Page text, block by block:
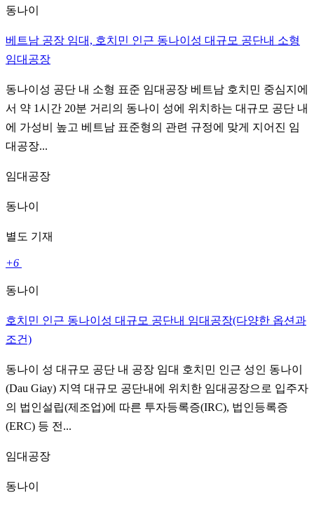
동나이
베트남 공장 임대, 호치민 인근 동나이성 대규모 공단내 소형
임대공장
동나이성 공단 내 소형 표준 임대공장 베트남 호치민 중심지에
서 약 1시간 20분 거리의 동나이 성에 위치하는 대규모 공단 내
에 가성비 높고 베트남 표준형의 관련 규정에 맞게 지어진 임
대공장...
임대공장
동나이
별도 기재
+6
동나이
호치민 인근 동나이성 대규모 공단내 임대공장(다양한 옵션과
조건)
동나이 성 대규모 공단 내 공장 임대 호치민 인근 성인 동나이
(Dau Giay) 지역 대규모 공단내에 위치한 임대공장으로 입주자
의 법인설립(제조업)에 따른 투자등록증(IRC), 법인등록증
(ERC) 등 전...
임대공장
동나이